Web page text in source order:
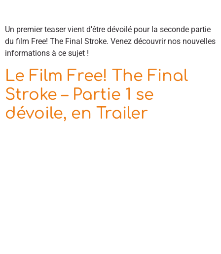
Un premier teaser vient d’être dévoilé pour la seconde partie
du film Free! The Final Stroke. Venez découvrir nos nouvelles
informations à ce sujet !
Le Film Free! The Final
Stroke – Partie 1 se
dévoile, en Trailer